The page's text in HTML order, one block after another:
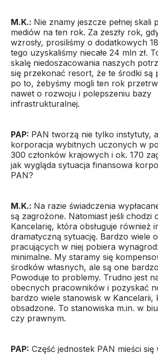
M.K.: Nie znamy jeszcze pełnej skali
mediów na ten rok. Za zeszły rok,
wzrosły, prosiliśmy o dodatkowych
tego uzyskaliśmy niecałe 24 mln zł.
skalę niedoszacowania naszych
się przekonać resort, że te środki są
po to, żebyśmy mogli ten rok
nawet o rozwoju i polepszeniu bazy
infrastrukturalnej.
PAP: PAN tworzą nie tylko instytuty,
korporacja wybitnych uczonych w
300 członków krajowych i ok. 170
jak wygląda sytuacja finansowa
PAN?
M.K.: Na razie świadczenia
są zagrożone. Natomiast jeśli chodzi
Kancelarię, która obsługuje również
dramatyczną sytuację. Bardzo wiele
pracujących w niej pobiera
minimalne. My staramy się
środków własnych, ale są one
Powoduje to problemy. Trudno jest
obecnych pracowników i pozyskać
bardzo wiele stanowisk w Kancelarii,
obsadzone. To stanowiska m.in. w
czy prawnym.
PAP: Część jednostek PAN mieści się